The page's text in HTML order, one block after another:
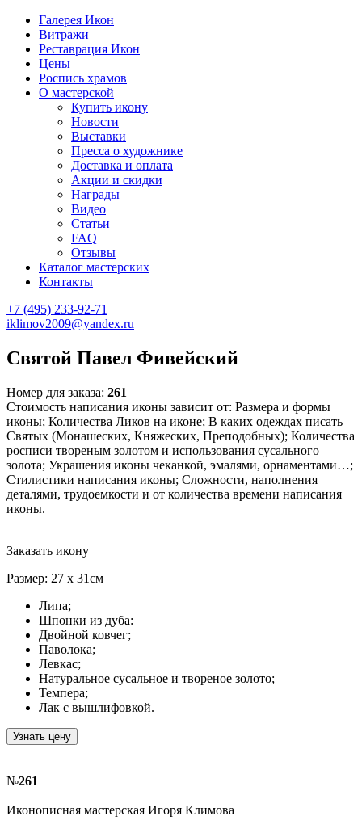
Галерея Икон
Витражи
Реставрация Икон
Цены
Роспись храмов
О мастерской
Купить икону
Новости
Выставки
Пресса о художнике
Доставка и оплата
Акции и скидки
Награды
Видео
Статьи
FAQ
Отзывы
Каталог мастерских
Контакты
+7 (495) 233-92-71
iklimov2009@yandex.ru
Святой Павел Фивейский
Номер для заказа: 261
Стоимость написания иконы зависит от: Размера и формы
иконы; Количества Ликов на иконе; В каких одеждах писать
Святых (Монашеских, Княжеских, Преподобных); Количества
росписи твореным золотом и использования сусального
золота; Украшения иконы чеканкой, эмалями, орнаментами…;
Стилистики написания иконы; Сложности, наполнения
деталями, трудоемкости и от количества времени написания
иконы.
Заказать икону
Размер: 27 х 31см
Липа;
Шпонки из дуба:
Двойной ковчег;
Паволока;
Левкас;
Натуральное сусальное и твореное золото;
Темпера;
Лак с вышлифовкой.
Узнать цену
№261
Иконописная мастерская Игоря Климова